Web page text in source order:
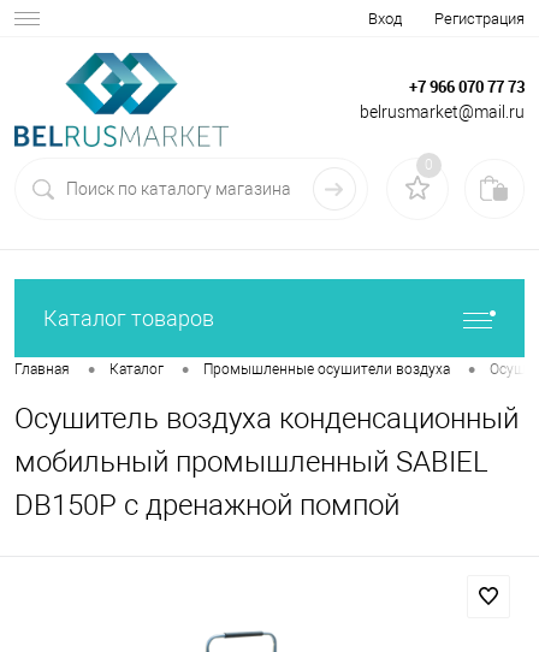
Вход Регистрация
+7 966 070 77 73
belrusmarket@mail.ru
0
Каталог товаров
Главная • Каталог • Промышленные осушители воздуха •
Осушитель воздуха конденсационный
мобильный промышленный SABIEL
DB150P с дренажной помпой